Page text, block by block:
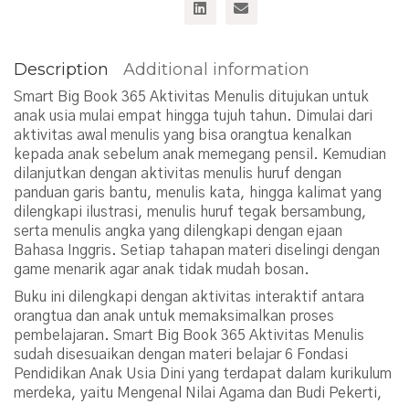
Description Additional information
Smart Big Book 365 Aktivitas Menulis ditujukan untuk
anak usia mulai empat hingga tujuh tahun. Dimulai dari
aktivitas awal menulis yang bisa orangtua kenalkan
kepada anak sebelum anak memegang pensil. Kemudian
dilanjutkan dengan aktivitas menulis huruf dengan
panduan garis bantu, menulis kata, hingga kalimat yang
dilengkapi ilustrasi, menulis huruf tegak bersambung,
serta menulis angka yang dilengkapi dengan ejaan
Bahasa Inggris. Setiap tahapan materi diselingi dengan
game menarik agar anak tidak mudah bosan.
Buku ini dilengkapi dengan aktivitas interaktif antara
orangtua dan anak untuk memaksimalkan proses
pembelajaran. Smart Big Book 365 Aktivitas Menulis
sudah disesuaikan dengan materi belajar 6 Fondasi
Pendidikan Anak Usia Dini yang terdapat dalam kurikulum
merdeka, yaitu Mengenal Nilai Agama dan Budi Pekerti,